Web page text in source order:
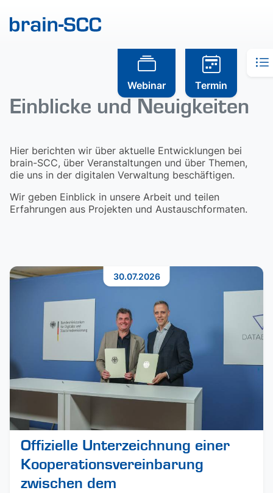
Webinar Termin
Einblicke und Neuigkeiten
Hier berichten wir über aktuelle Entwicklungen bei
brain-SCC, über Veranstaltungen und über Themen,
die uns in der digitalen Verwaltung beschäftigen.
Wir geben Einblick in unsere Arbeit und teilen
Erfahrungen aus Projekten und Austauschformaten.
Offizielle Unterzeichnung einer
Kooperationsvereinbarung
zwischen dem
30.07.2026